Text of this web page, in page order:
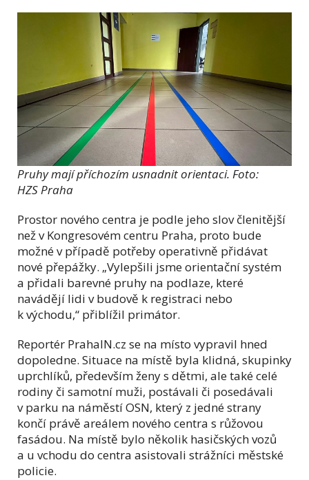
Pruhy mají příchozím usnadnit orientaci. Foto:
HZS Praha
Prostor nového centra je podle jeho slov členitější
než v Kongresovém centru Praha, proto bude
možné v případě potřeby operativně přidávat
nové přepážky. „Vylepšili jsme orientační systém
a přidali barevné pruhy na podlaze, které
navádějí lidi v budově k registraci nebo
k východu,“ přiblížil primátor.
Reportér PrahaIN.cz se na místo vypravil hned
dopoledne. Situace na místě byla klidná, skupinky
uprchlíků, především ženy s dětmi, ale také celé
rodiny či samotní muži, postávali či posedávali
v parku na náměstí OSN, který z jedné strany
končí právě areálem nového centra s růžovou
fasádou. Na místě bylo několik hasičských vozů
a u vchodu do centra asistovali strážníci městské
policie.